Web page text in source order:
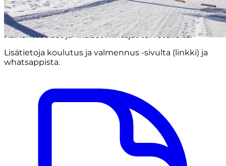
Piiri järjestää lähes viikottain monipuolia
yhteisharjoituksia.
Kaikentasoiset ja -ikäiset hiihtäjät tervetulleita!
Lisätietoja koulutus ja valmennus -sivulta (linkki) ja
whatsappista.